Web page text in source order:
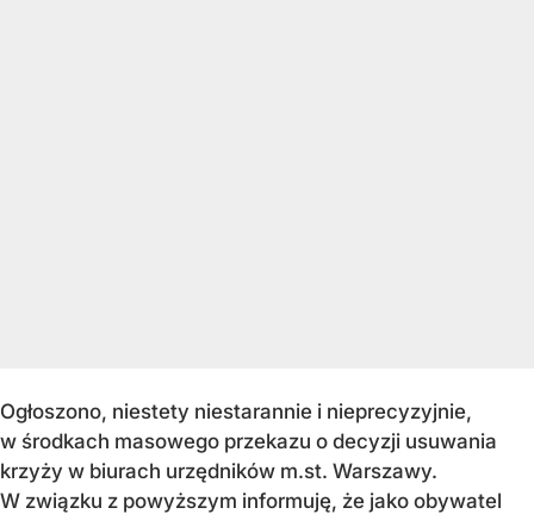
Ogłoszono, niestety niestarannie i nieprecyzyjnie,
w środkach masowego przekazu o decyzji usuwania
krzyży w biurach urzędników m.st. Warszawy.
W związku z powyższym informuję, że jako obywatel